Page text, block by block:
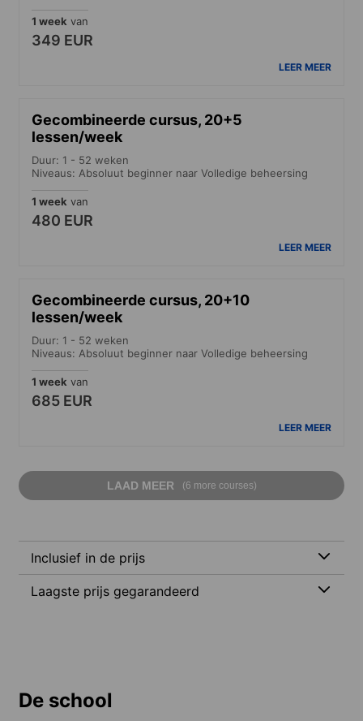
1 week van
349 EUR
LEER MEER
Gecombineerde cursus, 20+5
lessen/week
Duur: 1 - 52 weken
Niveaus: Absoluut beginner naar Volledige beheersing
1 week van
480 EUR
LEER MEER
Gecombineerde cursus, 20+10
lessen/week
Duur: 1 - 52 weken
Niveaus: Absoluut beginner naar Volledige beheersing
1 week van
685 EUR
LEER MEER
LAAD MEER (6 more courses)
Inclusief in de prijs
Laagste prijs gegarandeerd
De school